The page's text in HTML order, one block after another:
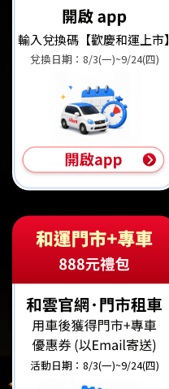
輸入兌換碼【歡慶和運上市】
兌換日期：8/3(一)~9/24(四)
活動日期：8/3(一)~9/24(四)